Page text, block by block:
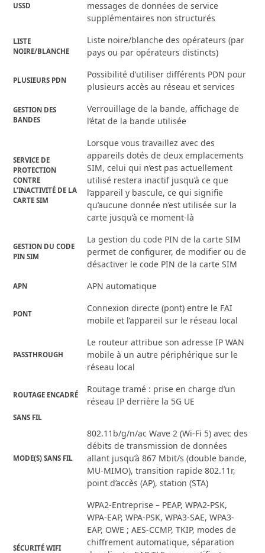
USSD
messages de données de service
supplémentaires non structurés
LISTE
NOIRE/BLANCHE
Liste noire/blanche des opérateurs (par
pays ou par opérateurs distincts)
PLUSIEURS PDN
Possibilité d’utiliser différents PDN pour
plusieurs accès au réseau et services
GESTION DES
BANDES
Verrouillage de la bande, affichage de
l’état de la bande utilisée
SERVICE DE
PROTECTION
CONTRE
L’INACTIVITÉ DE LA
CARTE SIM
Lorsque vous travaillez avec des
appareils dotés de deux emplacements
SIM, celui qui n’est pas actuellement
utilisé restera inactif jusqu’à ce que
l’appareil y bascule, ce qui signifie
qu’aucune donnée n’est utilisée sur la
carte jusqu’à ce moment-là
GESTION DU CODE
PIN SIM
La gestion du code PIN de la carte SIM
permet de configurer, de modifier ou de
désactiver le code PIN de la carte SIM
APN APN automatique
PONT
Connexion directe (pont) entre le FAI
mobile et l’appareil sur le réseau local
PASSTHROUGH
Le routeur attribue son adresse IP WAN
mobile à un autre périphérique sur le
réseau local
ROUTAGE ENCADRÉ
Routage tramé : prise en charge d’un
réseau IP derrière la 5G UE
SANS FIL
MODE(S) SANS FIL
802.11b/g/n/ac Wave 2 (Wi-Fi 5) avec des
débits de transmission de données
allant jusqu’à 867 Mbit/s (double bande,
MU-MIMO), transition rapide 802.11r,
point d’accès (AP), station (STA)
SÉCURITÉ WIFI
WPA2-Entreprise – PEAP, WPA2-PSK,
WPA-EAP, WPA-PSK, WPA3-SAE, WPA3-
EAP, OWE ; AES-CCMP, TKIP, modes de
chiffrement automatique, séparation